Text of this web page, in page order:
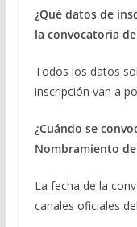
¿Qué datos de
la convocatoria
Todos los datos
inscripción van a
¿Cuándo se
Nombramiento de
La fecha de la
canales oficiales